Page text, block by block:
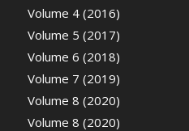
Volume 4 (2016)
Volume 5 (2017)
Volume 6 (2018)
Volume 7 (2019)
Volume 8 (2020)
Volume 8 (2020)